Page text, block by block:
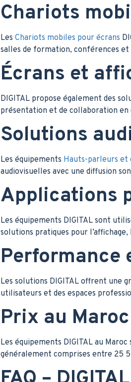
Chariots
Les Chariots mobiles pour écrans
salles de formation, conférences et
Écrans et
DIGITAL propose également des
présentation et de collaboration en
Solutions
Les équipements Hauts-parleurs et
audiovisuelles avec une diffusion
Applications
Les équipements DIGITAL sont
solutions pratiques pour
Performance
Les solutions DIGITAL offrent une
utilisateurs et des espaces
Prix au Maroc
Les équipements DIGITAL au
généralement comprises entre 25